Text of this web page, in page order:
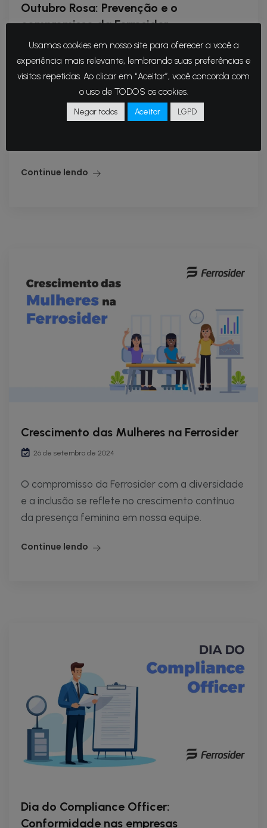
Outubro Rosa: Prevenção e o
compromisso da Ferrosider
1 de outubro de 2024
A importância da prevenção e o compromisso
da Ferrosider com a saúde das mulheres O
Outubro Rosa é uma campanha global que visa
Continue lendo
Crescimento das Mulheres na Ferrosider
26 de setembro de 2024
O compromisso da Ferrosider com a diversidade
e a inclusão se reflete no crescimento contínuo
da presença feminina em nossa equipe.
Continue lendo
Dia do Compliance Officer:
Conformidade nas empresas
Usamos cookies em nosso site para oferecer a você a
experiência mais relevante, lembrando suas preferências e
visitas repetidas. Ao clicar em “Aceitar”, você concorda com
o uso de TODOS os cookies.
Negar todos Aceitar LGPD